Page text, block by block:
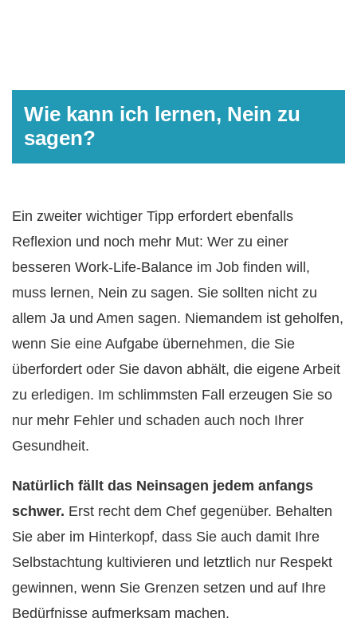
Wie kann ich lernen, Nein zu
sagen?
Ein zweiter wichtiger Tipp erfordert ebenfalls
Reflexion und noch mehr Mut: Wer zu einer
besseren Work-Life-Balance im Job finden will,
muss lernen, Nein zu sagen. Sie sollten nicht zu
allem Ja und Amen sagen. Niemandem ist geholfen,
wenn Sie eine Aufgabe übernehmen, die Sie
überfordert oder Sie davon abhält, die eigene Arbeit
zu erledigen. Im schlimmsten Fall erzeugen Sie so
nur mehr Fehler und schaden auch noch Ihrer
Gesundheit.
Natürlich fällt das Neinsagen jedem anfangs
schwer. Erst recht dem Chef gegenüber. Behalten
Sie aber im Hinterkopf, dass Sie auch damit Ihre
Selbstachtung kultivieren und letztlich nur Respekt
gewinnen, wenn Sie Grenzen setzen und auf Ihre
Bedürfnisse aufmerksam machen.